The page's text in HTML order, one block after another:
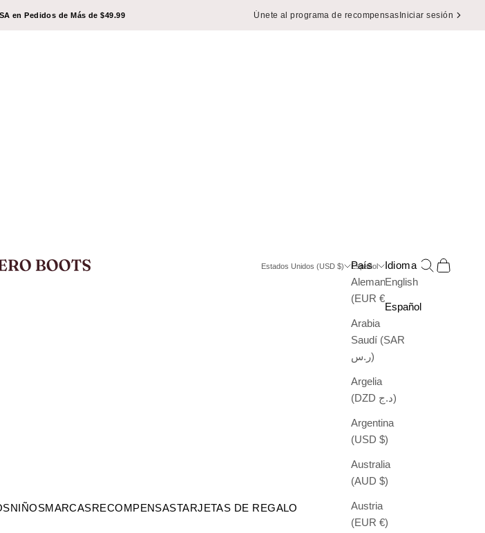
en Pedidos de Más de $49.99 Únete al programa de recompensasIniciar sesión
BOOTS
NIÑOSMARCASRECOMPENSASTARJETAS DE REGALO
Estados Unidos (USD $)
País
Alemania
(EUR €)
Arabia
Saudí (SAR
ر.س)
Argelia
(DZD د.ج)
Argentina
(USD $)
Australia
(AUD $)
Austria
(EUR €)
Español
Idioma
English
Español
Buscar
Cesta